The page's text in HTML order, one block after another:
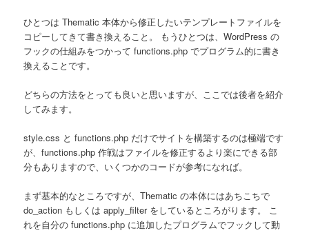
ひとつは Thematic 本体から修正したいテンプレートファイルを
コピーしてきて書き換えること。 もうひとつは、WordPress の
フックの仕組みをつかって functions.php でプログラム的に書き
換えることです。
どちらの方法をとっても良いと思いますが、ここでは後者を紹介
してみます。
style.css と functions.php だけでサイトを構築するのは極端です
が、functions.php 作戦はファイルを修正するより楽にできる部
分もありますので、いくつかのコードが参考になれば。
まず基本的なところですが、Thematic の本体にはあちこちで
do_action もしくは apply_filter をしているところがります。 こ
れを自分の functions.php に追加したプログラムでフックして動